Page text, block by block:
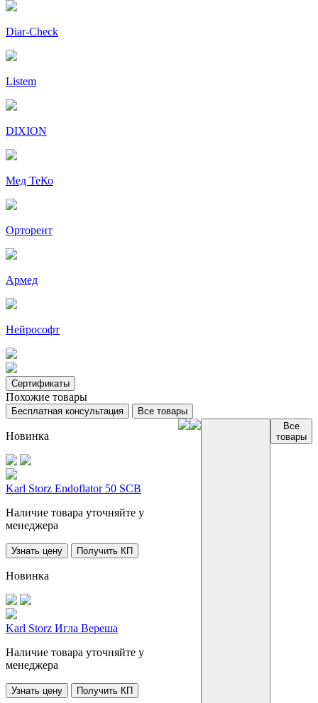
Diar-Cheсk
Listem
DIXION
Мед ТеКо
Орторент
Армед
Нейрософт
Сертификаты
Похожие товары
Бесплатная консультация Все товары
Новинка
Karl Storz Endoflator 50 SCB
Наличие товара уточняйте у
менеджера
Узнать цену Получить КП
Новинка
Karl Storz Игла Вереша
Наличие товара уточняйте у
менеджера
Узнать цену Получить КП
Все
товары